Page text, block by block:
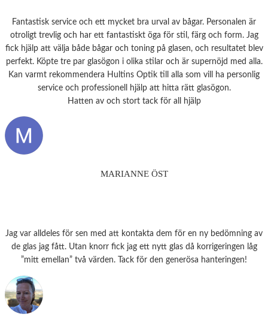
Fantastisk service och ett mycket bra urval av bågar. Personalen är
otroligt trevlig och har ett fantastiskt öga för stil, färg och form. Jag
fick hjälp att välja både bågar och toning på glasen, och resultatet blev
perfekt. Köpte tre par glasögon i olika stilar och är supernöjd med alla.
Kan varmt rekommendera Hultins Optik till alla som vill ha personlig
service och professionell hjälp att hitta rätt glasögon.
Hatten av och stort tack för all hjälp
MARIANNE ÖST
Jag var alldeles för sen med att kontakta dem för en ny bedömning av
de glas jag fått. Utan knorr fick jag ett nytt glas då korrigeringen låg
”mitt emellan” två värden. Tack för den generösa hanteringen!